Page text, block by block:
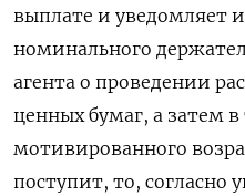
выплате и уведомляет
номинального
агента о проведении
ценных бумаг, а затем
мотивированного
поступит, то, согласно